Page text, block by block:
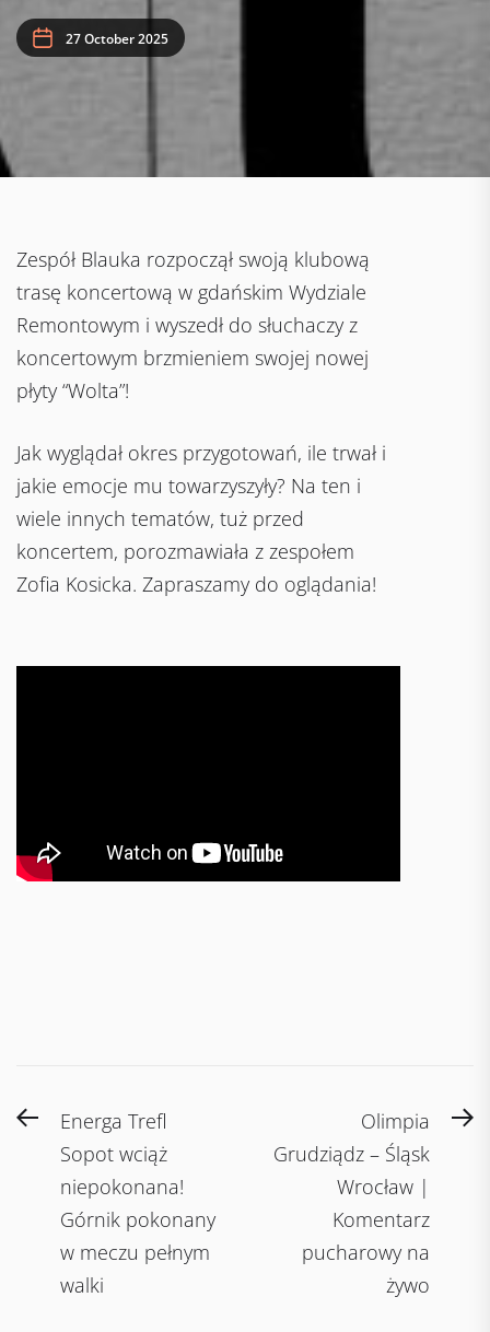
27 October 2025
Zespół Blauka rozpoczął swoją klubową
trasę koncertową w gdańskim Wydziale
Remontowym i wyszedł do słuchaczy z
koncertowym brzmieniem swojej nowej
płyty “Wolta”!
Jak wyglądał okres przygotowań, ile trwał i
jakie emocje mu towarzyszyły? Na ten i
wiele innych tematów, tuż przed
koncertem, porozmawiała z zespołem
Zofia Kosicka. Zapraszamy do oglądania!
Post
navigation
PreviousEnerga Trefl
Sopot wciąż
niepokonana!
Górnik pokonany
w meczu pełnym
walki
Olimpia
Grudziądz – Śląsk
Wrocław |
Komentarz
pucharowy na
żywo